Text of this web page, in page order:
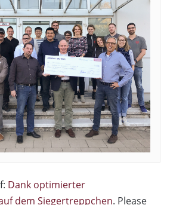
Dank optimierter
dem Siegertreppchen. Please